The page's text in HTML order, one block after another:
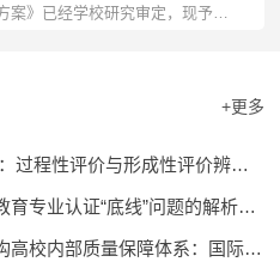
案》已经学校研究审定，现予以
+更多
【理论文章】李志义 黎青青：过程性评价与形成性评价辨析——...
【理论文章】王永泉：工程教育专业认证“底线”问题的解析与...
【理论文章】周光礼等：建构高校内部质量保障体系：国际经验...